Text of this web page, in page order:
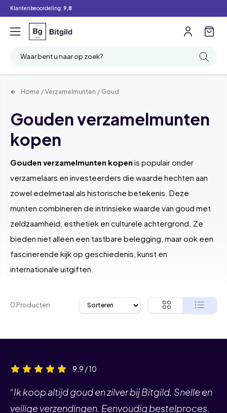
Klantenbeoordeling: 9,8
Waar bent u naar op zoek?
Filter
Home / Verzamelmunten / Goud
Gouden verzamelmunten
kopen
Gouden verzamelmunten kopen is populair onder
verzamelaars en investeerders die waarde hechten aan
zowel edelmetaal als historische betekenis. Deze
munten combineren de intrinsieke waarde van goud met
zeldzaamheid, esthetiek en culturele achtergrond. Ze
bieden niet alleen een tastbare belegging, maar ook een
fascinerende kijk op geschiedenis, kunst en
internationale uitgiften.
0 Producten
9,9 / 10
“Ik koop altijd goud en zilver bij Bitgild. Snelle en
veilige verzendingen. Eenvoudig bestelproces.